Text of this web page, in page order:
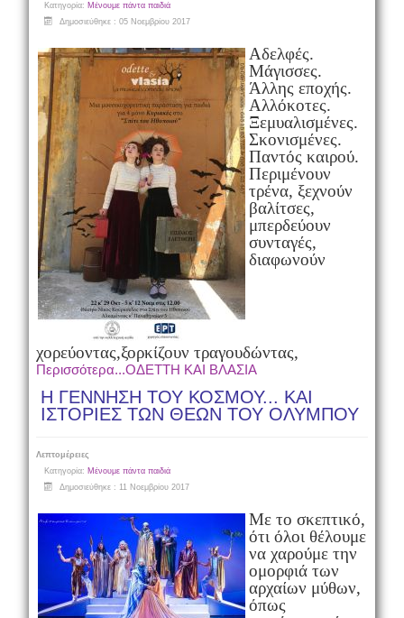
Κατηγορία: Μένουμε πάντα παιδιά
Δημοσιεύθηκε : 05 Νοεμβρίου 2017
Αδελφές.
Μάγισσες.
Άλλης εποχής.
Αλλόκοτες.
Ξεμυαλισμένες.
Σκονισμένες.
Παντός καιρού.
Περιμένουν
τρένα, ξεχνούν
βαλίτσες,
μπερδεύουν
συνταγές,
διαφωνούν
χορεύοντας,ξορκίζουν τραγουδώντας,
Περισσότερα...ΟΔΕΤΤΗ ΚΑΙ ΒΛΑΣΙΑ
Η ΓΕΝΝΗΣΗ ΤΟΥ ΚΟΣΜΟΥ... ΚΑΙ
ΙΣΤΟΡΙΕΣ ΤΩΝ ΘΕΩΝ ΤΟΥ ΟΛΥΜΠΟΥ
Λεπτομέρειες
Κατηγορία: Μένουμε πάντα παιδιά
Δημοσιεύθηκε : 11 Νοεμβρίου 2017
Με το σκεπτικό,
ότι όλοι θέλουμε
να χαρούμε την
ομορφιά των
αρχαίων μύθων,
όπως